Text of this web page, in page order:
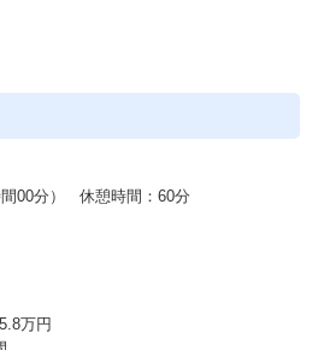
て実施。
以下の期待する社員を候補生として
メンバｰが選抜されます。
外部施設や企業を視察し、河野との
て経営幹部に必要な思考・行動を学ぶ
教育に関するTips)
00分） 休憩時間：60分
万円